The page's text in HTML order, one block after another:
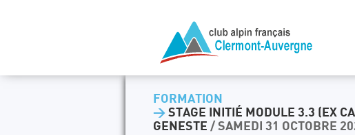
FORMATION
> STAGE INITIÉ MODULE 3.3 (EX
GENESTE / SAMEDI 31 OCTOBRE